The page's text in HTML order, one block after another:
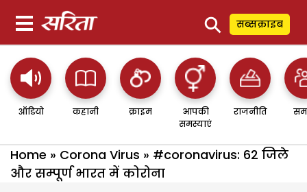
⚲ सब्सक्राइब
ऑडियो कहानी क्राइम
आपकी
समस्याएं
राजनीति
Home » Corona Virus » #coronavirus: 62 जिले
और सम्पूर्ण भारत में कोरोना